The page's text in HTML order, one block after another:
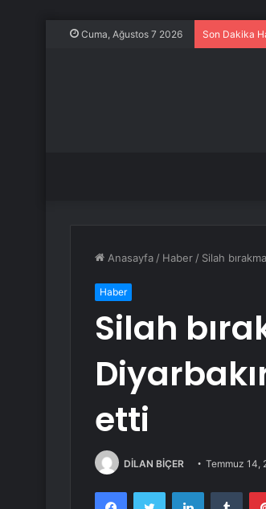
Cuma, Ağustos 7 2026 Son Dakika
Anasayfa / Haber / Silah
Haber
Silah
etti
DİLAN BİÇER Temmuz 14,
FacebookTwitter LinkedIn